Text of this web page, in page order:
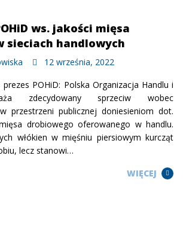
ws. jakości mięsa
sieciach handlowych
12 września, 2022
prezes POHiD: Polska Organizacja Handlu i
zdecydowany sprzeciw wobec
przestrzeni publicznej doniesieniom dot.
drobiowego oferowanego w handlu.
włókien w mięśniu piersiowym kurcząt
lecz stanowi…
WIĘCEJ